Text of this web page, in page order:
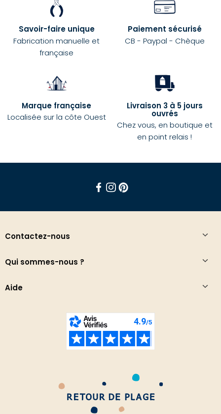
Savoir-faire unique
Fabrication manuelle et
française
Paiement sécurisé
CB - Paypal - Chèque
Marque française
Localisée sur la côte Ouest
Livraison 3 à 5 jours
ouvrés
Chez vous, en boutique et
en point relais !
Contactez-nous
Qui sommes-nous ?
Aide